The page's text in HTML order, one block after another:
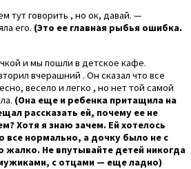
тут говорить , но ок, давай. —
его. (Это ее главная рыбья ошибка.
и мы пошли в детское кафе.
вчерашний . Он сказал что все
весело и легко , но нет той самой
(Она еще и ребенка притащила на
рассказать ей, почему ее не
Хотя я знаю зачем. Ей хотелось
все нормально, а дочку было не с
жалко. Не впутывайте детей никогда
с отцами — еще ладно)